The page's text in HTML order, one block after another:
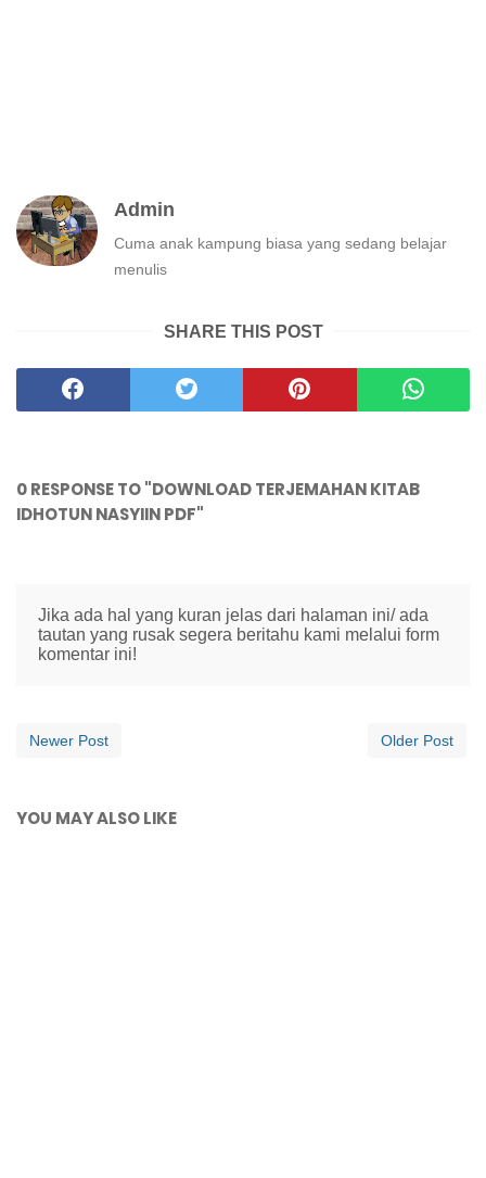
Admin
Cuma anak kampung biasa yang sedang belajar
menulis
SHARE THIS POST
0 RESPONSE TO "DOWNLOAD TERJEMAHAN KITAB
IDHOTUN NASYIIN PDF"
Jika ada hal yang kuran jelas dari halaman ini/ ada
tautan yang rusak segera beritahu kami melalui form
komentar ini!
Newer Post Older Post
YOU MAY ALSO LIKE